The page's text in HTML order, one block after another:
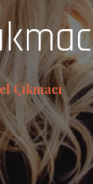
Çıkmacı